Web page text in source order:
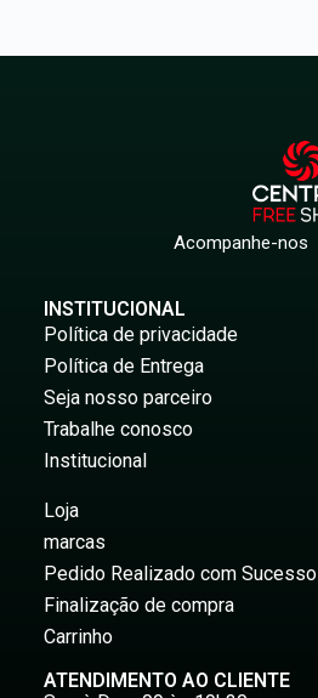
Acompanhe-nos
INSTITUCIONAL
Política de privacidade
Política de Entrega
Seja nosso parceiro
Trabalhe conosco
Institucional
Loja
marcas
Pedido Realizado com Sucesso
Finalização de compra
Carrinho
ATENDIMENTO AO CLIENTE